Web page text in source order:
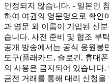
인정되지 않습니다. - 일본인
하여 여권의 영문명으로 확인
과 영문 외 이름이 기입된 신
습니다. 사전 준비 및 협조 부
공개 방송에서는 공식 응원봉
도구(플래카드, 슬로건, 휴대
의 사용은 금지되어 있습니다
금전 거래를 통해 대리 신청